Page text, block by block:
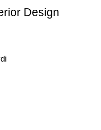
Design